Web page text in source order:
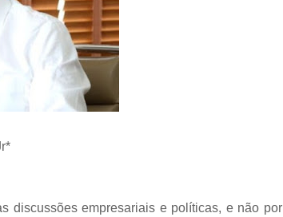
discussões empresariais e políticas, e não por